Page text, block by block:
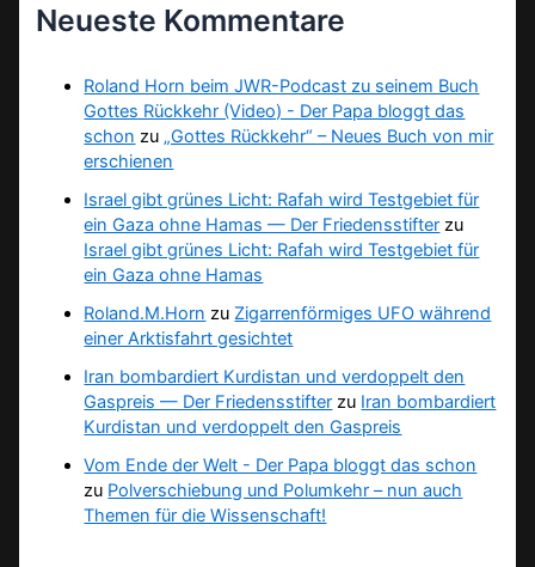
Neueste Kommentare
Roland Horn beim JWR-Podcast zu seinem Buch
Gottes Rückkehr (Video) - Der Papa bloggt das
schon zu „Gottes Rückkehr“ – Neues Buch von mir
erschienen
Israel gibt grünes Licht: Rafah wird Testgebiet für
ein Gaza ohne Hamas — Der Friedensstifter zu
Israel gibt grünes Licht: Rafah wird Testgebiet für
ein Gaza ohne Hamas
Roland.M.Horn zu Zigarrenförmiges UFO während
einer Arktisfahrt gesichtet
Iran bombardiert Kurdistan und verdoppelt den
Gaspreis — Der Friedensstifter zu Iran bombardiert
Kurdistan und verdoppelt den Gaspreis
Vom Ende der Welt - Der Papa bloggt das schon
zu Polverschiebung und Polumkehr – nun auch
Themen für die Wissenschaft!